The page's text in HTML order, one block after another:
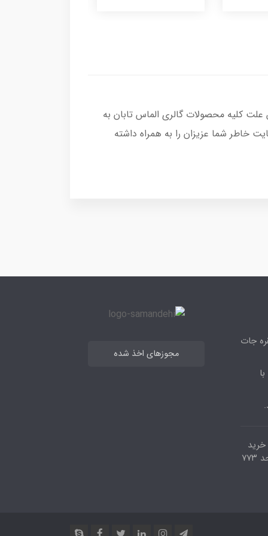
کلیه محصولات گالری الماس تابان به
خاطر شما عزیزان را به همراه داشته
جات
خرید
مجوزهای اخذ شده